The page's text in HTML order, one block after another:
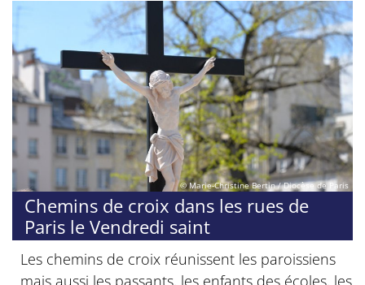
© Marie-Christine Bertin / Diocèse de Paris
Chemins de croix dans les rues de
Paris le Vendredi saint
Les chemins de croix réunissent les paroissiens
mais aussi les passants, les enfants des écoles, les